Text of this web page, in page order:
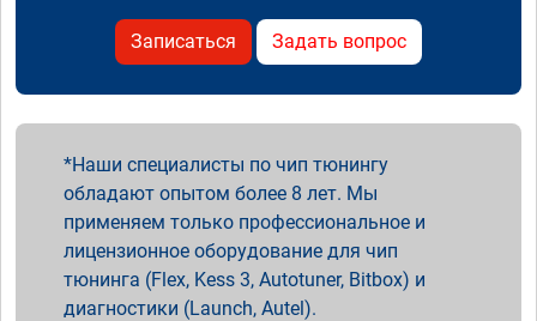
Записаться Задать вопрос
Наши специалисты по чип тюнингу
обладают опытом более 8 лет. Мы
применяем только профессиональное и
лицензионное оборудование для чип
тюнинга (Flex, Kess 3, Autotuner, Bitbox) и
диагностики (Launch, Autel).